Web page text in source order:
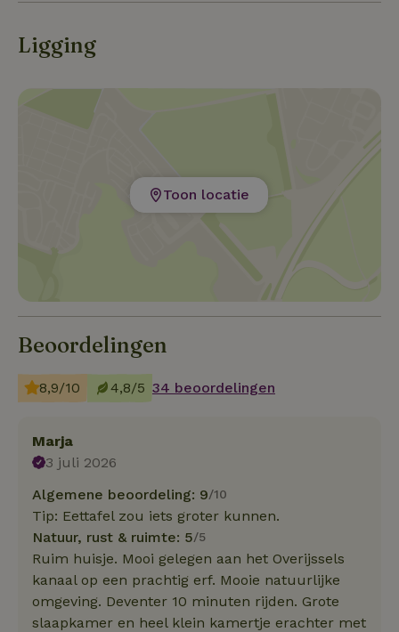
Ligging
Toon locatie
Beoordelingen
8,9/10 4,8/5 34 beoordelingen
Marja
3 juli 2026
Algemene beoordeling: 9/10
Tip: Eettafel zou iets groter kunnen.
Natuur, rust & ruimte: 5/5
Ruim huisje. Mooi gelegen aan het Overijssels
kanaal op een prachtig erf. Mooie natuurlijke
omgeving. Deventer 10 minuten rijden. Grote
slaapkamer en heel klein kamertje erachter met